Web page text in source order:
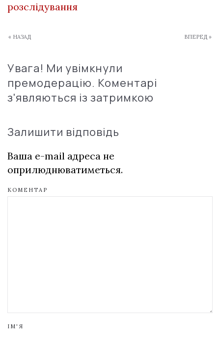
розслідування
« НАЗАД ВПЕРЕД »
Увага! Ми увімкнули
премодерацію. Коментарі
з'являються із затримкою
Залишити відповідь
Ваша e-mail адреса не
оприлюднюватиметься.
КОМЕНТАР
ІМ'Я